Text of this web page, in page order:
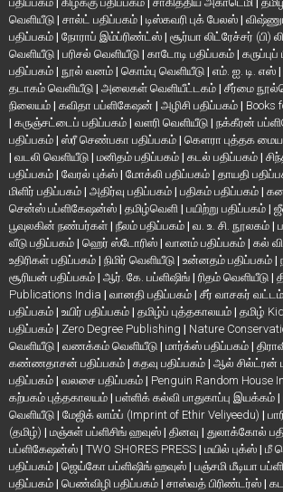
வெளியீடு | சால்ட் பதிப்பகம் | டிஸ்கவரி புக் பேலஸ் |
பதிப்பகம் | நோராப் இம்ப்ரிண்ட்ஸ் | சூர்யா லிட்ரேச்சர் (பி)
வெளியீடு | பரிசல் வெளியீடு | காடோடி பதிப்பகம் |
பதிப்பகம் | நூல் வனம் | கொம்பு வெளியீடு | எம். ஐ. டி. எஸ் |
தடாகம் வெளியீடு | அலைகள் வெளியீட்டகம் | சீர்மை
நிலையம் | கவிதா பப்ளிகேஷன் | அழிசி பதிப்பகம் | Books
| கருஞ்சட்டைப் பதிப்பகம் | வளரி வெளியீடு | நக்கீரன்
பதிப்பகம் | ஸ்ரீ செண்பகா பதிப்பகம் | கௌரா புத்தக
| வடலி வெளியீடு | மனிதம் பதிப்பகம் | கடல் பதிப்பகம் |
பதிப்பகம் | வேரல் புக்ஸ் | மோக்லி பதிப்பகம் | தாயதி
மிளிர் பதிப்பகம் | அதிர்வு பதிப்பகம் | பதிகம் பதிப்பகம் |
சென்ஸ் பப்ளிகேஷன்ஸ் | தமிழ்வெளி | பயிற்று பதிப்பகம் |
பூவுலகின் நண்பர்கள் | நீலம் பதிப்பகம் | வ. உ. சி. நூலகம் |
வீடு பதிப்பகம் | ஹெர் ஸ்டோரிஸ் | வானம் பதிப்பகம் | கல்
உதிரிகள் பதிப்பகம் | நிமிர் வெளியீடு | உன்னதம் பதிப்பகம் |
சூரியன் பதிப்பகம் | ஆர். கே. பப்ளிஷிங் | ரிதம் வெளியீடு |
Publications India | வானதி பதிப்பகம் | சீர் வாசகர் வட்டம்
பதிப்பகம் | உயிர் பதிப்பகம் | தமிழ்ப் புத்தகாலயம் | தமிழ்
பதிப்பகம் | Zero Degree Publishing | Nature
வெளியீடு | வணக்கம் வெளியீடு | மார்க்ஸ் பதிப்பகம் |
கண்ணதாசன் பதிப்பகம் | கதவு பதிப்பகம் | ஆல் சில்ட்ரன்
பதிப்பகம் | வலசை பதிப்பகம் | Penguin Random House
கற்பகம் புத்தகாலயம் | பள்ளிக் கல்வி பாதுகாப்பு இயக்கம் |
வெளியீடு | மேஜிக் லாம்ப் (Imprint of Ethir Veliyeedu) |
(தமிழ்) | மஞ்சுள் பப்ளிசிங் ஹவுஸ் | தினவு | துலாக்கோல்
பப்ளிகேஷன்ஸ் | TWO SHORES PRESS | மயில் புக்ஸ் | மீ
பதிப்பகம் | ஜெய்கோ பப்ளிஷிங் ஹவுஸ் | பஞ்சமி மீடியா
பதிப்பகம் | பெண்விழி பதிப்பகம் | சாஸ்வத் பிரிண்டர்ஸ் |